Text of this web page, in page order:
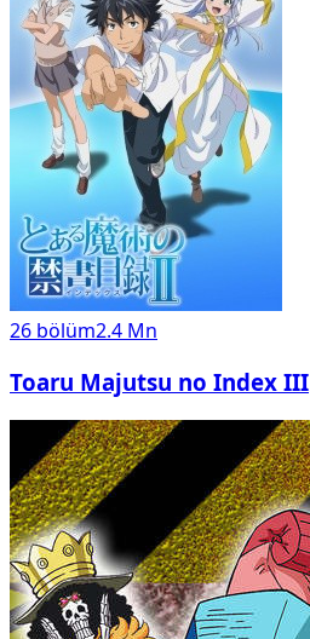
26 bölüm2.4 Mn
Toaru Majutsu no Index III